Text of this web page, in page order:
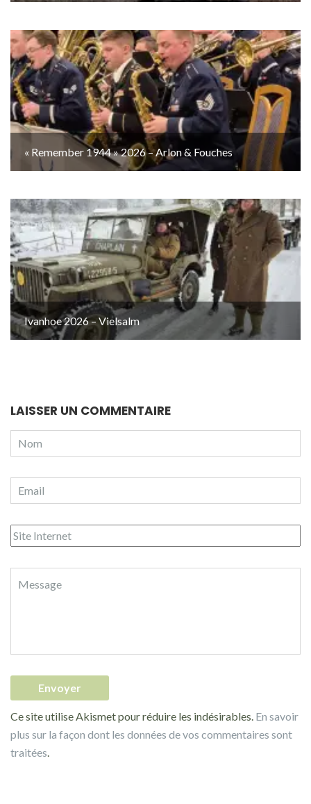
« Remember 1944 » 2026 – Arlon & Fouches
Ivanhoe 2026 – Vielsalm
LAISSER UN COMMENTAIRE
Ce site utilise Akismet pour réduire les indésirables. En savoir
plus sur la façon dont les données de vos commentaires sont
traitées